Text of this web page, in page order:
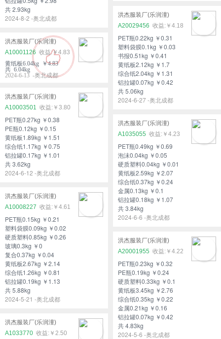
共 2.93kg
2024-8-2 -奥北成都
洪杰服装厂(乐润潼)
A20029456
￥4.18
PET瓶0.22kg ￥0.31
塑料袋膜0.1kg ￥0.03
书报0.51kg ￥0.41
黄纸板2.12kg ￥1.7
综合纸2.04kg ￥1.31
铝拉罐0.07kg ￥0.42
共 5.06kg
2024-6-27 -奥北成都
洪杰服装厂(乐润潼)
A10001126
￥4.83
黄纸板6.04kg ￥4.83
共 6.04kg
2024-6-13 -奥北成都
洪杰服装厂(乐润潼)
A10003501
￥3.80
PET瓶0.27kg ￥0.38
PE瓶0.12kg ￥0.15
黄纸板1.89kg ￥1.51
综合纸1.17kg ￥0.75
铝拉罐0.17kg ￥1.01
共 3.62kg
2024-6-12 -奥北成都
洪杰服装厂(乐润潼)
A1035055
￥4.23
PET瓶0.49kg ￥0.69
泡沫0.04kg ￥0.05
硬质塑料0.04kg ￥0.01
黄纸板2.59kg ￥2.07
综合纸0.37kg ￥0.24
金属0.13kg ￥0.1
铝拉罐0.18kg ￥1.07
共 3.84kg
2024-6-6 -奥北成都
洪杰服装厂(乐润潼)
A10008227
￥4.61
PET瓶0.15kg ￥0.21
塑料袋膜0.09kg ￥0.02
硬质塑料0.85kg ￥0.26
玻璃0.3kg ￥0
复合0.37kg ￥0.04
黄纸板2.67kg ￥2.14
综合纸1.26kg ￥0.81
铝拉罐0.19kg ￥1.13
共 5.88kg
2024-5-21 -奥北成都
洪杰服装厂(乐润潼)
A20001955
￥4.22
PET瓶0.23kg ￥0.32
PE瓶0.19kg ￥0.24
硬质塑料0.33kg ￥0.1
黄纸板3.45kg ￥2.76
综合纸0.35kg ￥0.22
金属0.21kg ￥0.16
铝拉罐0.07kg ￥0.42
共 4.83kg
2024-5-6 -奥北成都
洪杰服装厂(乐润潼)
A1033770
￥2.50